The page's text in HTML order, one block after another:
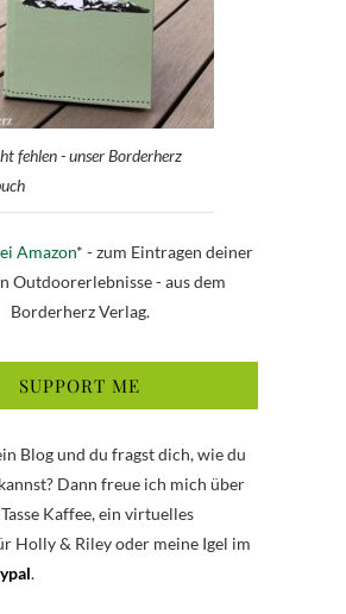
fehlen - unser Borderherz
Amazon* - zum Eintragen deiner
Outdoorerlebnisse - aus dem
Borderherz Verlag.
SUPPORT ME
Blog und du fragst dich, wie du
Dann freue ich mich über
Kaffee, ein virtuelles
Holly & Riley oder meine Igel im
.